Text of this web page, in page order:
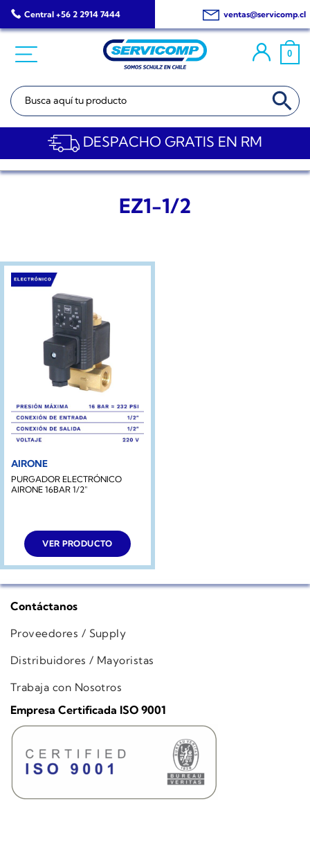
Saltar
al
Central +56 2 2914 7444 ventas@servicomp.cl
0
Buscar: BOTÓN DE
DESPACHO GRATIS EN RM
EZ1-1/2
AIRONE
PURGADOR ELECTRÓNICO
AIRONE 16BAR 1/2″
VER PRODUCTO
Contáctanos
Proveedores / Supply
Distribuidores / Mayoristas
Trabaja con Nosotros
Empresa Certificada ISO 9001